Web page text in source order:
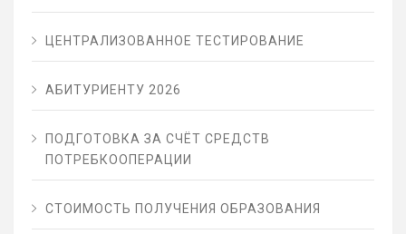
ЦЕНТРАЛИЗОВАННОЕ ТЕСТИРОВАНИЕ
АБИТУРИЕНТУ 2026
ПОДГОТОВКА ЗА СЧЁТ СРЕДСТВ
ПОТРЕБКООПЕРАЦИИ
СТОИМОСТЬ ПОЛУЧЕНИЯ ОБРАЗОВАНИЯ